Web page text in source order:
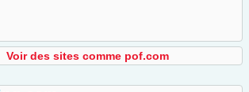
Voir des sites comme pof.com